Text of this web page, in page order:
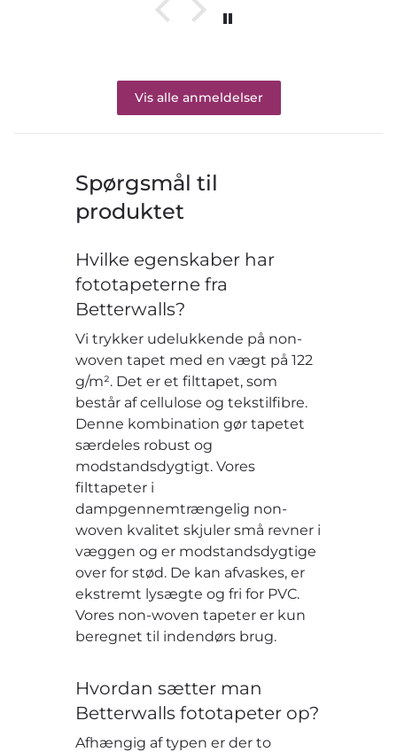
Vis alle anmeldelser
Spørgsmål til
produktet
Hvilke egenskaber har
fototapeterne fra
Betterwalls?
Vi trykker udelukkende på non-
woven tapet med en vægt på 122
g/m². Det er et filttapet, som
består af cellulose og tekstilfibre.
Denne kombination gør tapetet
særdeles robust og
modstandsdygtigt. Vores
filttapeter i
dampgennemtrængelig non-
woven kvalitet skjuler små revner i
væggen og er modstandsdygtige
over for stød. De kan afvaskes, er
ekstremt lysægte og fri for PVC.
Vores non-woven tapeter er kun
beregnet til indendørs brug.
Hvordan sætter man
Betterwalls fototapeter op?
Afhængig af typen er der to